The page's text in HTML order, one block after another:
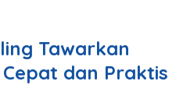
Tawarkan
dan Praktis